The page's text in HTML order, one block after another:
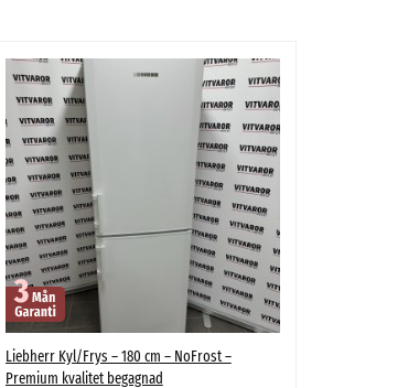
Liebherr Kyl/Frys – 180 cm – NoFrost –
Premium kvalitet begagnad